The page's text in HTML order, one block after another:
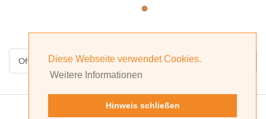
Diese Webseite verwendet Cookies.
Weitere Informationen
Hinweis schließen
Offizielle Homepage